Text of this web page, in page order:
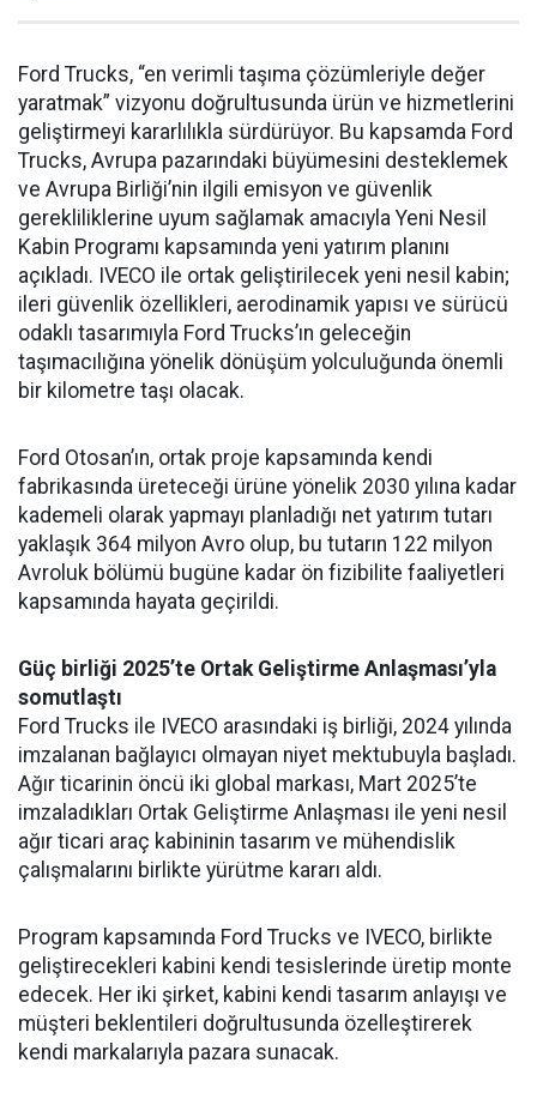
Ford Trucks, “en verimli taşıma çözümleriyle değer
yaratmak” vizyonu doğrultusunda ürün ve hizmetlerini
geliştirmeyi kararlılıkla sürdürüyor. Bu kapsamda Ford
Trucks, Avrupa pazarındaki büyümesini desteklemek
ve Avrupa Birliği’nin ilgili emisyon ve güvenlik
gerekliliklerine uyum sağlamak amacıyla Yeni Nesil
Kabin Programı kapsamında yeni yatırım planını
açıkladı. IVECO ile ortak geliştirilecek yeni nesil kabin;
ileri güvenlik özellikleri, aerodinamik yapısı ve sürücü
odaklı tasarımıyla Ford Trucks’ın geleceğin
taşımacılığına yönelik dönüşüm yolculuğunda önemli
bir kilometre taşı olacak.
Ford Otosan’ın, ortak proje kapsamında kendi
fabrikasında üreteceği ürüne yönelik 2030 yılına kadar
kademeli olarak yapmayı planladığı net yatırım tutarı
yaklaşık 364 milyon Avro olup, bu tutarın 122 milyon
Avroluk bölümü bugüne kadar ön fizibilite faaliyetleri
kapsamında hayata geçirildi.
Güç birliği 2025’te Ortak Geliştirme Anlaşması’yla
somutlaştı
Ford Trucks ile IVECO arasındaki iş birliği, 2024 yılında
imzalanan bağlayıcı olmayan niyet mektubuyla başladı.
Ağır ticarinin öncü iki global markası, Mart 2025’te
imzaladıkları Ortak Geliştirme Anlaşması ile yeni nesil
ağır ticari araç kabininin tasarım ve mühendislik
çalışmalarını birlikte yürütme kararı aldı.
Program kapsamında Ford Trucks ve IVECO, birlikte
geliştirecekleri kabini kendi tesislerinde üretip monte
edecek. Her iki şirket, kabini kendi tasarım anlayışı ve
müşteri beklentileri doğrultusunda özelleştirerek
kendi markalarıyla pazara sunacak.